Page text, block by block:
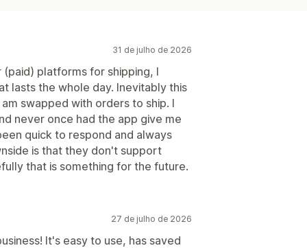
31 de julho de 2026
(paid) platforms for shipping, I
lasts the whole day. Inevitably this
swapped with orders to ship. I
never once had the app give me
quick to respond and always
is that they don't support
that is something for the future.
27 de julho de 2026
It's easy to use, has saved